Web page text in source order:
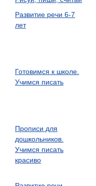
Развитие речи 6-7
лет
Готовимся к школе.
Учимся писать
Прописи для
дошкольников.
Учимся писать
красиво